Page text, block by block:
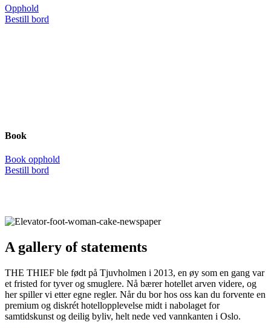
Opphold
Bestill bord
Book
Book opphold
Bestill bord
A gallery of statements
THE THIEF ble født på Tjuvholmen i 2013, en øy som en gang var
et fristed for tyver og smuglere. Nå bærer hotellet arven videre, og
her spiller vi etter egne regler. Når du bor hos oss kan du forvente en
premium og diskrét hotellopplevelse midt i nabolaget for
samtidskunst og deilig byliv, helt nede ved vannkanten i Oslo.